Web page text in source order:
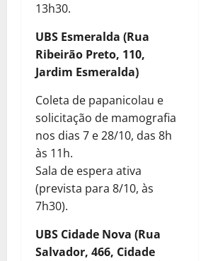
13h30.
UBS Esmeralda (Rua
Ribeirão Preto, 110,
Jardim Esmeralda)
Coleta de papanicolau e
solicitação de mamografia
nos dias 7 e 28/10, das 8h
às 11h.
Sala de espera ativa
(prevista para 8/10, às
7h30).
UBS Cidade Nova (Rua
Salvador, 466, Cidade